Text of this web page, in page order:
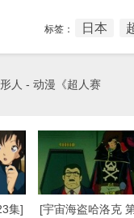
标签： 日本
人 - 动漫《超人赛
集]
[宇宙海盗哈洛克